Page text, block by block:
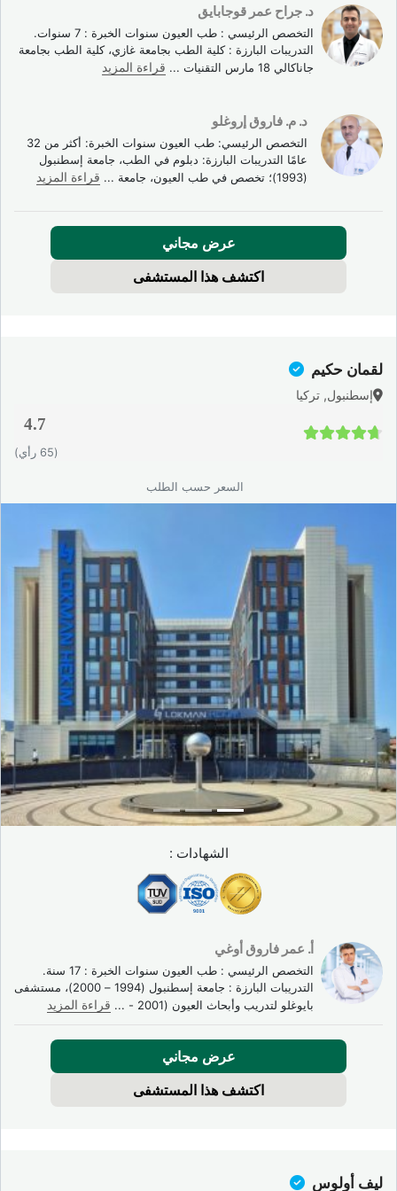
تدهور سريع في الرؤية.
احمرار شديد ومستمر.
حساسية مفرطة للضوء.
قد تدل هذه الأعراض على التهاب باطن المقلة (Endophthalmitis)
،عدوى داخل العين نادرة الحدوث (أقل من 0.1%) لكنها تستلزم علاجًا
شائع
أجسام طافية
شائع
حميد ومؤقت
ارتفاع ضغط العين الطارئ شائع نسبيًا
الفاعلية السريرية: ماذا تقول
الدراسات؟
يُعد علاج مضادات VEGF من أكثر العلاجات دراسةً في طب العيون
الحديث، مع أكثر من 20 عامًا من البيانات السريرية التي تؤكد فعاليته
العالية في إبطاء فقدان البصر والحفاظ على الرؤية المركزية.
وقد أثبت هذا العلاج تفوقه الواضح على العلاج بالليزر أو العلاجات غير
تثبيت الرؤية لدى أكثر من 94% من الحالات؛ تحسن
ملموس في حدة البصر لدى 30 إلى 40% من المرضى.
دراستا VIVID وVISTA (أفليبيرسيبت، الوذمة البقعية
السكرية):تفوق واضح على الليزر، مع مكسب متوسط بلغ
10 أحرف ETDRS خلال عامين.
جميع المؤشرات والمركبات.
المصادر: New England Journal of Medicine، American Journal of
تمامًا، بل يضبطها بفاعلية. الانتظام في مواعيد العلاج هو العامل
د. جراح عمر قوجابايق
التخصص الرئيسي : طب العيون سنوات الخبرة : 7 سنوات.
التدريبات البارزة : كلية الطب بجامعة غازي، كلية الطب بجامعة
جاناكالي 18 مارس التقنيات
... قراءة المزيد
د. م. فاروق إروغلو
التخصص الرئيسي: طب العيون سنوات الخبرة: أكثر من 32
عامًا التدريبات البارزة: دبلوم في الطب، جامعة إسطنبول
(1993)؛ تخصص في طب العيون، جامعة
... قراءة المزيد
عرض مجاني
اكتشف هذا المستشفى
لقمان حكيم
إسطنبول, تركيا
4.7
(65 رأي)
السعر حسب الطلب
الشهادات :
أ. عمر فاروق أوغي
التخصص الرئيسي : طب العيون سنوات الخبرة : 17 سنة.
التدريبات البارزة : جامعة إسطنبول (1994 – 2000)، مستشفى
بايوغلو لتدريب وأبحاث العيون (2001 -
... قراءة المزيد
عرض مجاني
اكتشف هذا المستشفى
ليف أولوس